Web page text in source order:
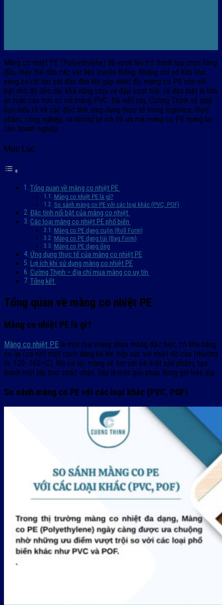
Màng co nhiệt PE (Polyethylene) đã vươn lên trở thành lựa chọn hàng
đầu, thay thế dần các vật liệu truyền thống. Không chỉ sở hữu khả
năng co rút ôm sát độc đáo khi gặp nhiệt độ, màng co PE còn nổi
bật nhờ độ dẻo dai, khả năng chịu va đập vượt trội, và đặc biệt là tính
an toàn cao hơn so với màng PVC. Bài viết này, Cường Thịnh sẽ giúp
bạn hiểu rõ về các đặc tính, ứng dụng thực tế trong logistics, thực
phẩm, công nghiệp, và những lợi ích tối ưu mà màng co PE mang lại
cho doanh nghiệp.
Mục Lục
Tổng quan về màng co nhiệt PE
Màng co nhiệt PE là gì?
So sánh màng co PE với các loại khác (PVC, POF)
Đặc tính nổi bật của màng co nhiệt
Các loại màng co nhiệt PE phổ biến
Màng co PE dạng cuộn (Roll Form)
Màng co PE dạng túi (Bag Form)
Màng co PE dạng ống
Ứng dụng thực tế của màng co nhiệt PE
Lợi ích khi sử dụng màng co nhiệt PE
Cường Thịnh – địa chỉ mua màng co uy tín
Tổng kết
Tổng quan về màng co nhiệt PE
Màng co nhiệt PE là gì?
Màng co nhiệt PE là một loại màng nhựa mỏng đặc biệt, có khả năng
co lại (co rút) một cách đáng kể khi tiếp xúc với nhiệt độ cao (thường
từ 120−160∘C). Khi co lại, màng sẽ ôm sát bề mặt sản phẩm, tạo
thành một lớp bọc chắc chắn. Đây là một giải pháp đóng gói hiện đại
So sánh màng co PE với các loại khác (PVC, POF)